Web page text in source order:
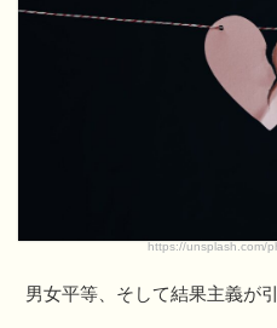
https://unsplash.com/
男女平等、そして結果主義が